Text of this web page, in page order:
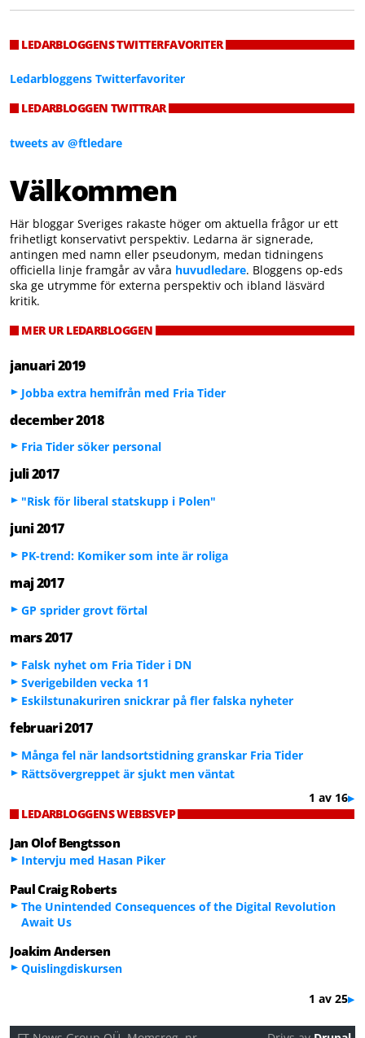
LEDARBLOGGENS TWITTERFAVORITER
Ledarbloggens Twitterfavoriter
LEDARBLOGGEN TWITTRAR
tweets av @ftledare
Välkommen
Här bloggar Sveriges rakaste höger om aktuella frågor ur ett
frihetligt konservativt perspektiv. Ledarna är signerade,
antingen med namn eller pseudonym, medan tidningens
officiella linje framgår av våra huvudledare. Bloggens op-eds
ska ge utrymme för externa perspektiv och ibland läsvärd
kritik.
MER UR LEDARBLOGGEN
januari 2019
Jobba extra hemifrån med Fria Tider
december 2018
Fria Tider söker personal
juli 2017
"Risk för liberal statskupp i Polen"
juni 2017
PK-trend: Komiker som inte är roliga
maj 2017
GP sprider grovt förtal
mars 2017
Falsk nyhet om Fria Tider i DN
Sverigebilden vecka 11
Eskilstunakuriren snickrar på fler falska nyheter
februari 2017
Många fel när landsortstidning granskar Fria Tider
Rättsövergreppet är sjukt men väntat
1 av 16▶
LEDARBLOGGENS WEBBSVEP
Jan Olof Bengtsson
Intervju med Hasan Piker
Paul Craig Roberts
The Unintended Consequences of the Digital Revolution
Await Us
Joakim Andersen
Quislingdiskursen
1 av 25▶